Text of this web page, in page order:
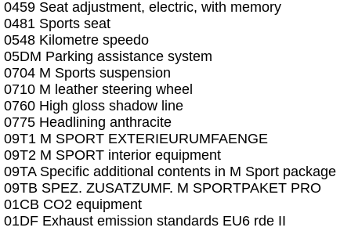
0459 Seat adjustment, electric, with memory
0481 Sports seat
0548 Kilometre speedo
05DM Parking assistance system
0704 M Sports suspension
0710 M leather steering wheel
0760 High gloss shadow line
0775 Headlining anthracite
09T1 M SPORT EXTERIEURUMFAENGE
09T2 M SPORT interior equipment
09TA Specific additional contents in M Sport package
09TB SPEZ. ZUSATZUMF. M SPORTPAKET PRO
01CB CO2 equipment
01DF Exhaust emission standards EU6 rde II